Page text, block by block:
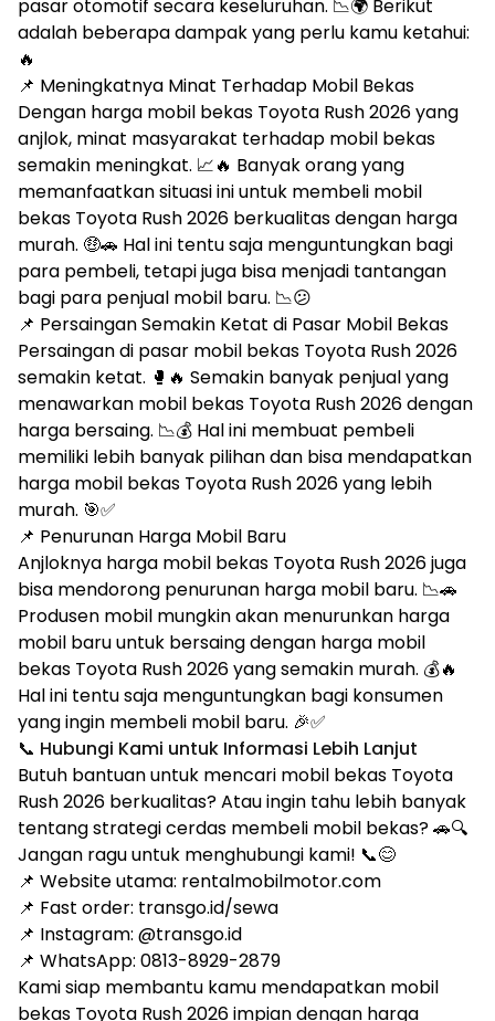
pasar otomotif secara keseluruhan. 📉🌍 Berikut
adalah beberapa dampak yang perlu kamu ketahui:
🔥
📌 Meningkatnya Minat Terhadap Mobil Bekas
Dengan harga mobil bekas Toyota Rush 2026 yang
anjlok, minat masyarakat terhadap mobil bekas
semakin meningkat. 📈🔥 Banyak orang yang
memanfaatkan situasi ini untuk membeli mobil
bekas Toyota Rush 2026 berkualitas dengan harga
murah. 🤑🚗 Hal ini tentu saja menguntungkan bagi
para pembeli, tetapi juga bisa menjadi tantangan
bagi para penjual mobil baru. 📉😕
📌 Persaingan Semakin Ketat di Pasar Mobil Bekas
Persaingan di pasar mobil bekas Toyota Rush 2026
semakin ketat. 🥊🔥 Semakin banyak penjual yang
menawarkan mobil bekas Toyota Rush 2026 dengan
harga bersaing. 📉💰 Hal ini membuat pembeli
memiliki lebih banyak pilihan dan bisa mendapatkan
harga mobil bekas Toyota Rush 2026 yang lebih
murah. 🎯✅
📌 Penurunan Harga Mobil Baru
Anjloknya harga mobil bekas Toyota Rush 2026 juga
bisa mendorong penurunan harga mobil baru. 📉🚗
Produsen mobil mungkin akan menurunkan harga
mobil baru untuk bersaing dengan harga mobil
bekas Toyota Rush 2026 yang semakin murah. 💰🔥
Hal ini tentu saja menguntungkan bagi konsumen
yang ingin membeli mobil baru. 🎉✅
📞 Hubungi Kami untuk Informasi Lebih Lanjut
Butuh bantuan untuk mencari mobil bekas Toyota
Rush 2026 berkualitas? Atau ingin tahu lebih banyak
tentang strategi cerdas membeli mobil bekas? 🚗🔍
Jangan ragu untuk menghubungi kami! 📞😊
📌 Website utama: rentalmobilmotor.com
📌 Fast order: transgo.id/sewa
📌 Instagram: @transgo.id
📌 WhatsApp: 0813-8929-2879
Kami siap membantu kamu mendapatkan mobil
bekas Toyota Rush 2026 impian dengan harga